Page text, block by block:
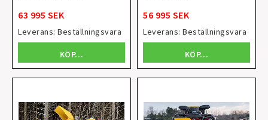
63 995 SEK
Leverans: Beställningsvara
KÖP…
56 995 SEK
Leverans: Beställningsvara
KÖP…